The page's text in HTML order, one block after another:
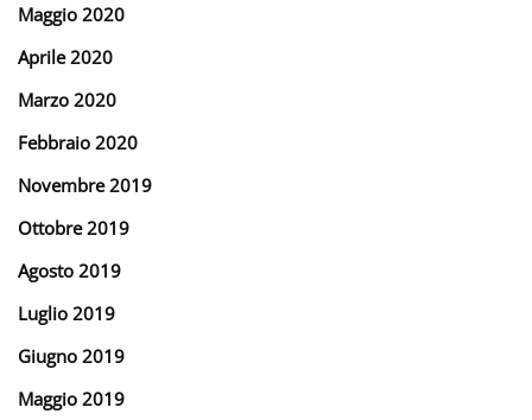
Maggio 2020
Aprile 2020
Marzo 2020
Febbraio 2020
Novembre 2019
Ottobre 2019
Agosto 2019
Luglio 2019
Giugno 2019
Maggio 2019